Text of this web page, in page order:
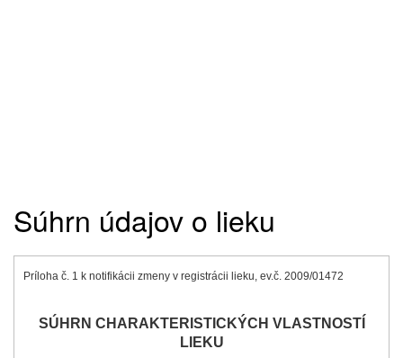
Súhrn údajov o lieku
Príloha č. 1 k notifikácii zmeny v registrácii lieku, ev.č. 2009/01472
SÚHRN CHARAKTERISTICKÝCH VLASTNOSTÍ
LIEKU